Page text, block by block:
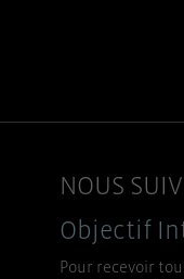
NOUS
Objectif
Pour recevoir